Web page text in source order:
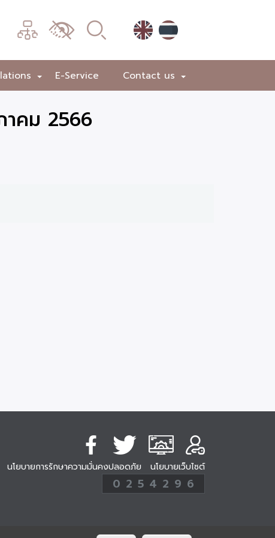
เมนู
เปลี่ยน
ผล
+ E-Service +
Contact us
คม 2566
นโยบายการรักษาความมั่นคงปลอดภัย นโยบายเว็บไซต์
254296
ครั้ง
0 2 5 4 2 9 6